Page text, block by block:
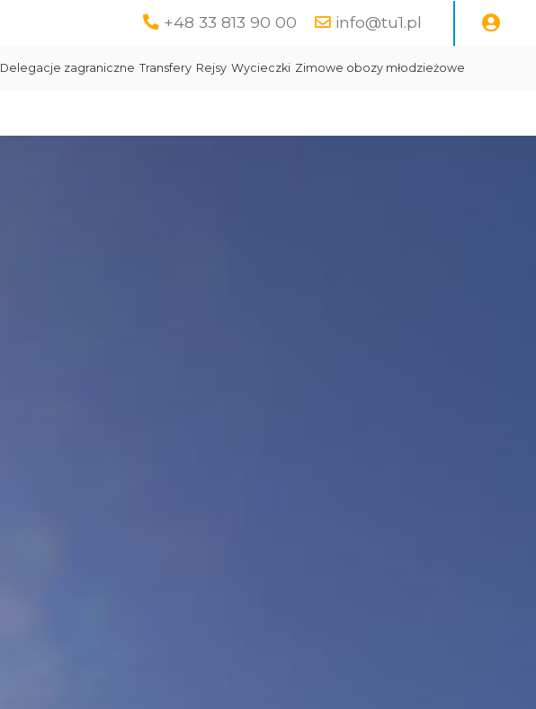
+48 33 813 90 00 info@tu1.pl
Delegacje zagraniczne Transfery Rejsy Wycieczki Zimowe obozy młodzieżowe